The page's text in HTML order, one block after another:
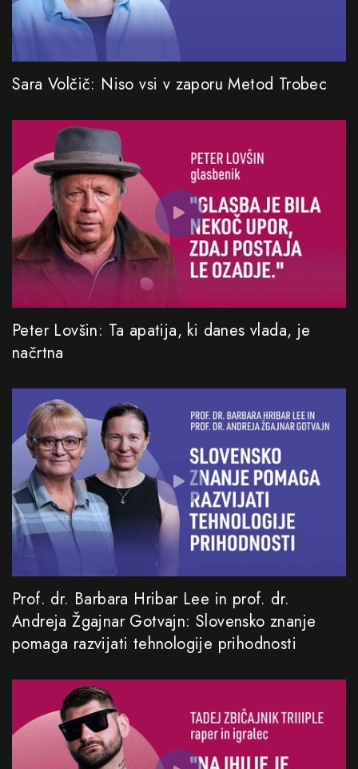
Sara Volčič: Niso vsi v zaporu Metod Trobec
Peter Lovšin: Ta apatija, ki danes vlada, je
načrtna
Prof. dr. Barbara Hribar Lee in prof. dr.
Andreja Žgajnar Gotvajn: Slovensko znanje
pomaga razvijati tehnologije prihodnosti